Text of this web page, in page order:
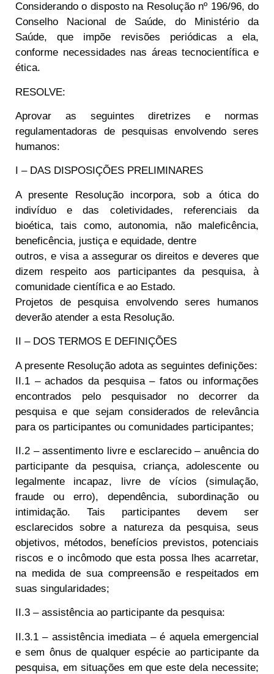
Considerando o disposto na Resolução nº 196/96, do
Conselho Nacional de Saúde, do Ministério da
Saúde, que impõe revisões periódicas a ela,
conforme necessidades nas áreas tecnocientífica e
ética.
RESOLVE:
Aprovar as seguintes diretrizes e normas
regulamentadoras de pesquisas envolvendo seres
humanos:
I – DAS DISPOSIÇÕES PRELIMINARES
A presente Resolução incorpora, sob a ótica do
indivíduo e das coletividades, referenciais da
bioética, tais como, autonomia, não maleficência,
beneficência, justiça e equidade, dentre
outros, e visa a assegurar os direitos e deveres que
dizem respeito aos participantes da pesquisa, à
comunidade científica e ao Estado.
Projetos de pesquisa envolvendo seres humanos
deverão atender a esta Resolução.
II – DOS TERMOS E DEFINIÇÕES
A presente Resolução adota as seguintes definições:
II.1 – achados da pesquisa – fatos ou informações
encontrados pelo pesquisador no decorrer da
pesquisa e que sejam considerados de relevância
para os participantes ou comunidades participantes;
II.2 – assentimento livre e esclarecido – anuência do
participante da pesquisa, criança, adolescente ou
legalmente incapaz, livre de vícios (simulação,
fraude ou erro), dependência, subordinação ou
intimidação. Tais participantes devem ser
esclarecidos sobre a natureza da pesquisa, seus
objetivos, métodos, benefícios previstos, potenciais
riscos e o incômodo que esta possa lhes acarretar,
na medida de sua compreensão e respeitados em
suas singularidades;
II.3 – assistência ao participante da pesquisa:
II.3.1 – assistência imediata – é aquela emergencial
e sem ônus de qualquer espécie ao participante da
pesquisa, em situações em que este dela necessite;